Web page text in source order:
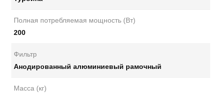
Полная потребляемая мощность (Вт)
200
Фильтр
Анодированный алюминиевый рамочный
Масса (кг)